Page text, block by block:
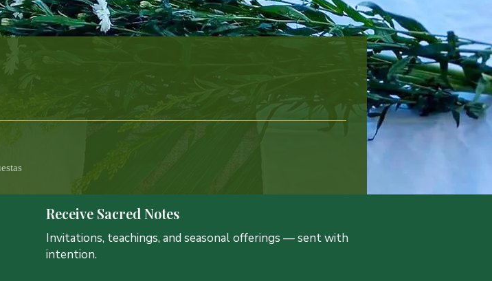
Receive Sacred Notes
Invitations, teachings, and seasonal offerings — sent with
intention.